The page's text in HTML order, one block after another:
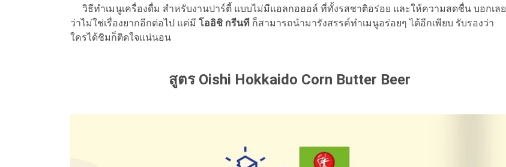
วิธีทำเมนูเครื่องดื่ม สำหรับงานปาร์ตี้ แบบไม่มีแอลกอฮอล์ ที่ทั้งรสชาติอร่อย และให้ความสดชื่น บอกเลย
ว่าไม่ใช่เรื่องยากอีกต่อไป แค่มี โออิชิ กรีนที ก็สามารถนำมารังสรรค์ทำเมนูอร่อยๆ ได้อีกเพียบ รับรองว่า
ใครได้ชิมก็ติดใจแน่นอน
สูตร Oishi Hokkaido Corn Butter Beer